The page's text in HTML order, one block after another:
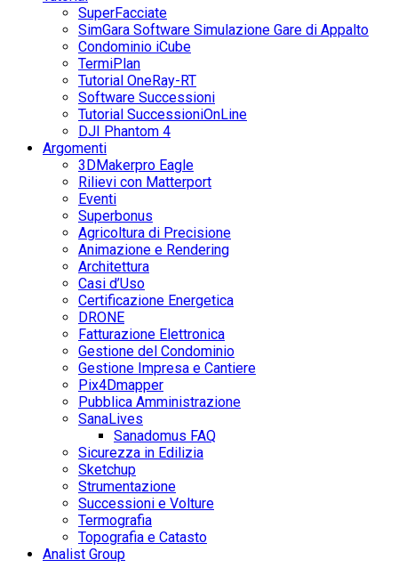
SuperFacciate
SimGara Software Simulazione Gare di Appalto
Condominio iCube
TermiPlan
Tutorial OneRay-RT
Software Successioni
Tutorial SuccessioniOnLine
DJI Phantom 4
Argomenti
3DMakerpro Eagle
Rilievi con Matterport
Eventi
Superbonus
Agricoltura di Precisione
Animazione e Rendering
Architettura
Casi d’Uso
Certificazione Energetica
DRONE
Fatturazione Elettronica
Gestione del Condominio
Gestione Impresa e Cantiere
Pix4Dmapper
Pubblica Amministrazione
SanaLives
Sanadomus FAQ
Sicurezza in Edilizia
Sketchup
Strumentazione
Successioni e Volture
Termografia
Topografia e Catasto
Analist Group